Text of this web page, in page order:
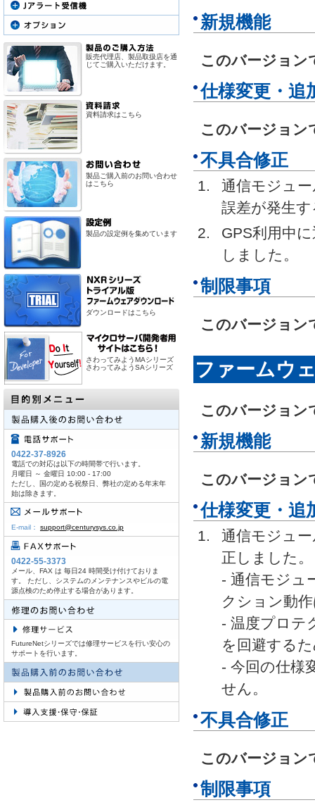
新規機能
このバージョン
仕様変更・追
このバージョン
不具合修正
通信モジュ
誤差が発生
GPS利用中
しました。
制限事項
このバージョン
ファームウ
このバージョン
新規機能
このバージョン
仕様変更・追
通信モジュ
正しました。
- 通信モジュ
クション動
- 温度プロテ
を回避する
- 今回の仕様
せん。
不具合修正
このバージョン
制限事項
販売代理店、製品取扱店を通
じてご購入いただけます。
資料請求はこちら
製品ご購入前のお問い合わせ
はこちら
製品の設定例を集めています
ダウンロードはこちら
さわってみようMAシリーズ
さわってみようSAシリーズ
0422-37-8926
電話での対応は以下の時間帯で行います。
月曜日 ～ 金曜日 10:00 - 17:00
ただし、国の定める祝祭日、弊社の定める年末年
始は除きます。
E-mail： support@centurysys.co.jp
0422-55-3373
メール、FAX は 毎日24 時間受け付けておりま
す。 ただし、システムのメンテナンスやビルの電
源点検のため停止する場合があります。
FutureNetシリーズでは修理サービスを行い安心の
サポートを行います。